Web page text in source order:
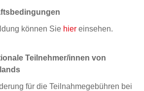
können Sie hier einsehen.
Teilnehmer/innen von
für die Teilnahmegebühren bei